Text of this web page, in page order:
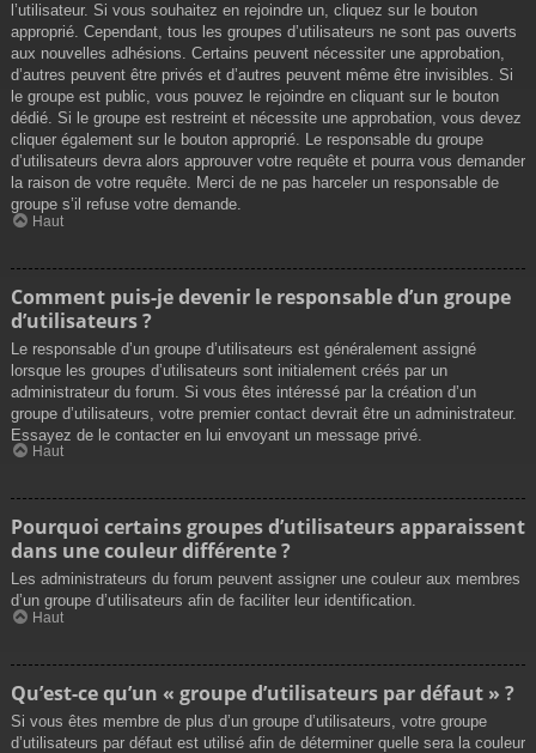
l’utilisateur. Si vous souhaitez en rejoindre un, cliquez sur le bouton
approprié. Cependant, tous les groupes d’utilisateurs ne sont pas ouverts
aux nouvelles adhésions. Certains peuvent nécessiter une approbation,
d’autres peuvent être privés et d’autres peuvent même être invisibles. Si
le groupe est public, vous pouvez le rejoindre en cliquant sur le bouton
dédié. Si le groupe est restreint et nécessite une approbation, vous devez
cliquer également sur le bouton approprié. Le responsable du groupe
d’utilisateurs devra alors approuver votre requête et pourra vous demander
la raison de votre requête. Merci de ne pas harceler un responsable de
groupe s’il refuse votre demande.
Haut
Comment puis-je devenir le responsable d’un groupe
d’utilisateurs ?
Le responsable d’un groupe d’utilisateurs est généralement assigné
lorsque les groupes d’utilisateurs sont initialement créés par un
administrateur du forum. Si vous êtes intéressé par la création d’un
groupe d’utilisateurs, votre premier contact devrait être un administrateur.
Essayez de le contacter en lui envoyant un message privé.
Haut
Pourquoi certains groupes d’utilisateurs apparaissent
dans une couleur différente ?
Les administrateurs du forum peuvent assigner une couleur aux membres
d’un groupe d’utilisateurs afin de faciliter leur identification.
Haut
Qu’est-ce qu’un « groupe d’utilisateurs par défaut » ?
Si vous êtes membre de plus d’un groupe d’utilisateurs, votre groupe
d’utilisateurs par défaut est utilisé afin de déterminer quelle sera la couleur